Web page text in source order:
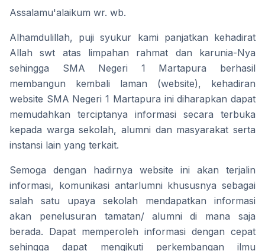
Assalamu'alaikum wr. wb.
Alhamdulillah, puji syukur kami panjatkan kehadirat
Allah swt atas limpahan rahmat dan karunia-Nya
sehingga SMA Negeri 1 Martapura berhasil
membangun kembali laman (website), kehadiran
website SMA Negeri 1 Martapura ini diharapkan dapat
memudahkan terciptanya informasi secara terbuka
kepada warga sekolah, alumni dan masyarakat serta
instansi lain yang terkait.
Semoga dengan hadirnya website ini akan terjalin
informasi, komunikasi antarlumni khususnya sebagai
salah satu upaya sekolah mendapatkan informasi
akan penelusuran tamatan/ alumni di mana saja
berada. Dapat memperoleh informasi dengan cepat
sehingga dapat mengikuti perkembangan ilmu